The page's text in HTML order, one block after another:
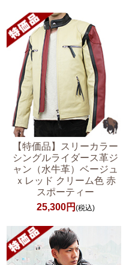
【特価品】スリーカラー
シングルライダース革ジ
ャン（水牛革）ベージュ
ｘレッド クリーム色 赤
スポーティー
25,300円 (税込)